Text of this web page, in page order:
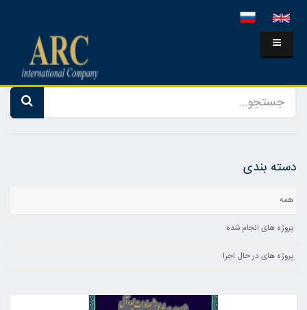
دسته بندی
همه
پروژه های انجام شده
پروژه های در حال اجرا